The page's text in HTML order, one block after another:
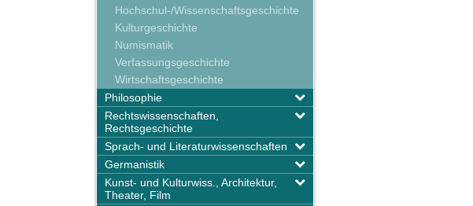
Hochschul-/Wissenschaftsgeschichte
Kulturgeschichte
Numismatik
Verfassungsgeschichte
Wirtschaftsgeschichte
Philosophie
Rechtswissenschaften,
Rechtsgeschichte
Sprach- und Literaturwissenschaften
Germanistik
Kunst- und Kulturwiss., Architektur,
Theater, Film